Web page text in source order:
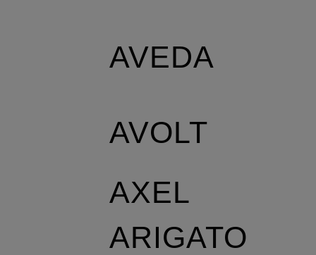
AVEDA
AVOLT
AXEL
ARIGATO